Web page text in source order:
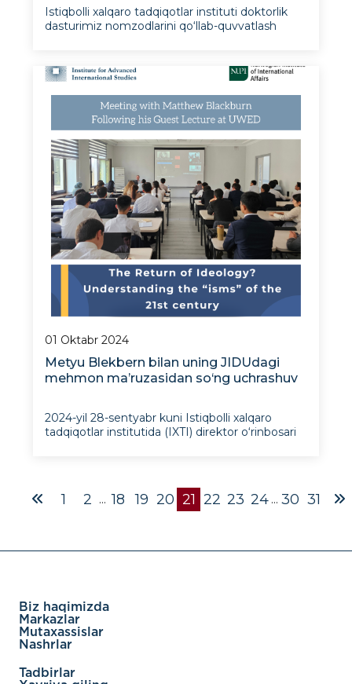
Istiqbolli xalqaro tadqiqotlar instituti doktorlik
dasturimiz nomzodlarini qo‘llab-quvvatlash
01 Oktabr 2024
Metyu Blekbern bilan uning JIDUdagi
mehmon ma’ruzasidan so‘ng uchrashuv
2024-yil 28-sentyabr kuni Istiqbolli xalqaro
tadqiqotlar institutida (IXTI) direktor o‘rinbosari
1 2 ... 18 19 20 21 22 23 24 ... 30 31
Biz haqimizda
Markazlar
Mutaxassislar
Nashrlar
Tadbirlar